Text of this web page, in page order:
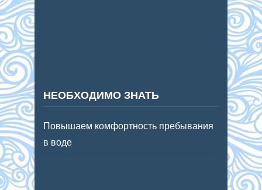
НЕОБХОДИМО ЗНАТЬ
Повышаем комфортность пребывания
в воде